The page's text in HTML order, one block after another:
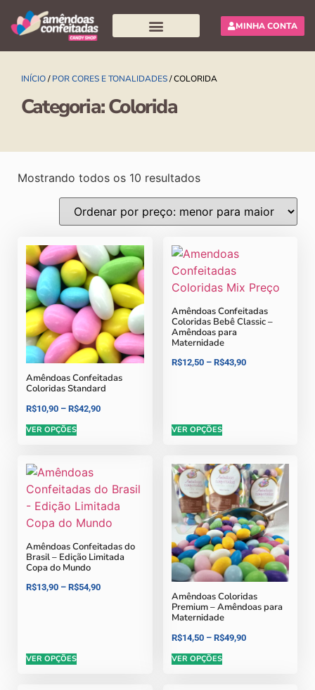
MINHA CONTA
INÍCIO/POR CORES E TONALIDADES/ COLORIDA
Categoria: Colorida
Mostrando todos os 10 resultados
Amêndoas Confeitadas
Coloridas Standard
R$10,90 – R$42,90
VER OPÇÕES
Amêndoas Confeitadas
Coloridas Bebê Classic –
Amêndoas para
Maternidade
R$12,50 – R$43,90
VER OPÇÕES
Amêndoas Confeitadas do
Brasil – Edição Limitada
Copa do Mundo
R$13,90 – R$54,90
VER OPÇÕES
Amêndoas Coloridas
Premium – Amêndoas para
Maternidade
R$14,50 – R$49,90
VER OPÇÕES